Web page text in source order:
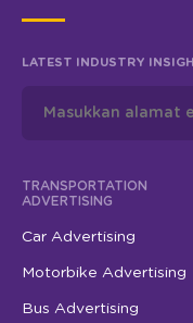
LATEST INDUSTRY
TRANSPORTATION
ADVERTISING
Car Advertising
Motorbike Advertising
Bus Advertising